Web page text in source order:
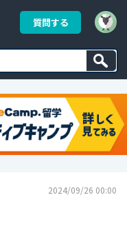
質問する
2024/09/26 00:00